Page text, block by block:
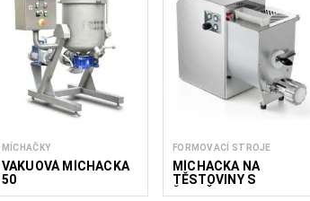
MÍCHAČKY
VAKUOVÁ MÍCHAČKA
50
FORMOVACÍ STROJE
MÍCHAČKA NA
TĚSTOVINY S
ŘEZAČKOU SIPM